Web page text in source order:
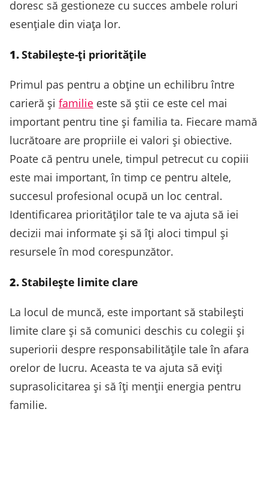
doresc să gestioneze cu succes ambele roluri
esențiale din viața lor.
1.Stabilește-ți prioritățile
Primul pas pentru a obține un echilibru între
carieră și familie este să știi ce este cel mai
important pentru tine și familia ta. Fiecare mamă
lucrătoare are propriile ei valori și obiective.
Poate că pentru unele, timpul petrecut cu copiii
este mai important, în timp ce pentru altele,
succesul profesional ocupă un loc central.
Identificarea priorităților tale te va ajuta să iei
decizii mai informate și să îți aloci timpul și
resursele în mod corespunzător.
2.Stabilește limite clare
La locul de muncă, este important să stabilești
limite clare și să comunici deschis cu colegii și
superiorii despre responsabilitățile tale în afara
orelor de lucru. Aceasta te va ajuta să eviți
suprasolicitarea și să îți menții energia pentru
familie.